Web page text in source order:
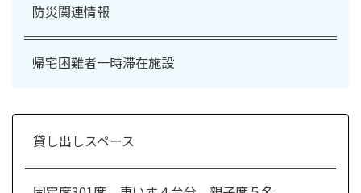
防災関連情報
帰宅困難者一時滞在施設
貸し出しスペース